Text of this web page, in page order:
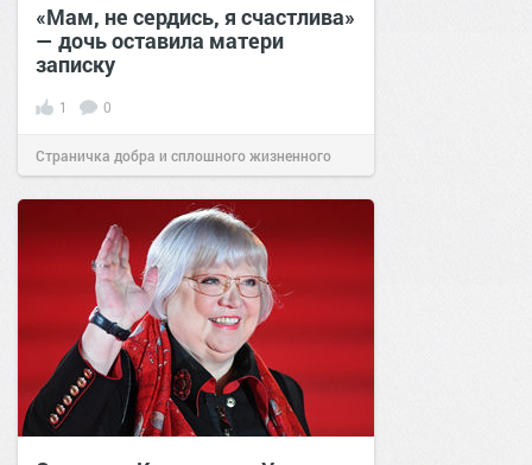
«Мам, не сердись, я счастлива»
— дочь оставила матери
записку
1 0
Страничка добра и сплошного жизненного
позитива!01:0008 окт 2025